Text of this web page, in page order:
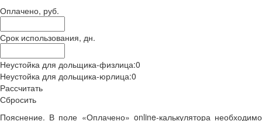
Оплачено, руб.
Срок использования, дн.
Неустойка для дольщика-физлица:0
Неустойка для дольщика-юрлица:0
Рассчитать
Сбросить
Пояснение. В поле «Оплачено» online-калькулятора необходимо